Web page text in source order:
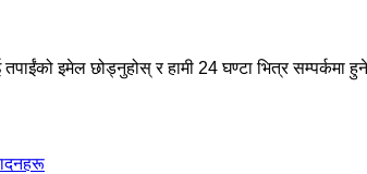
इमेल छोड्नुहोस् र हामी 24 घण्टा भित्र सम्पर्कमा